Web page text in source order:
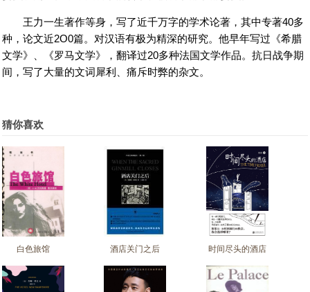
王力一生著作等身，写了近千万字的学术论著，其中专著40多
种，论文近2O0篇。对汉语有极为精深的研究。他早年写过《希腊
文学》、《罗马文学》，翻译过20多种法国文学作品。抗日战争期
间，写了大量的文词犀利、痛斥时弊的杂文。
猜你喜欢
白色旅馆 酒店关门之后 时间尽头的酒店